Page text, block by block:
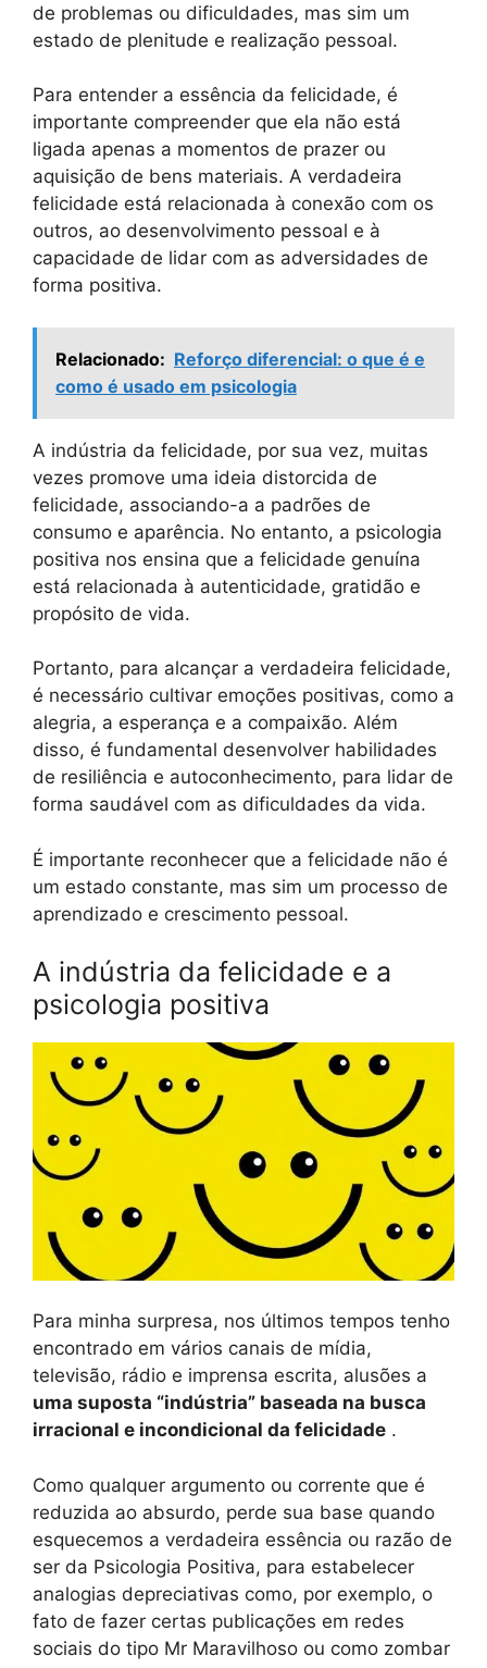
de problemas ou dificuldades, mas sim um
estado de plenitude e realização pessoal.
Para entender a essência da felicidade, é
importante compreender que ela não está
ligada apenas a momentos de prazer ou
aquisição de bens materiais. A verdadeira
felicidade está relacionada à conexão com os
outros, ao desenvolvimento pessoal e à
capacidade de lidar com as adversidades de
forma positiva.
Relacionado: Reforço diferencial: o que é e
como é usado em psicologia
A indústria da felicidade, por sua vez, muitas
vezes promove uma ideia distorcida de
felicidade, associando-a a padrões de
consumo e aparência. No entanto, a psicologia
positiva nos ensina que a felicidade genuína
está relacionada à autenticidade, gratidão e
propósito de vida.
Portanto, para alcançar a verdadeira felicidade,
é necessário cultivar emoções positivas, como a
alegria, a esperança e a compaixão. Além
disso, é fundamental desenvolver habilidades
de resiliência e autoconhecimento, para lidar de
forma saudável com as dificuldades da vida.
É importante reconhecer que a felicidade não é
um estado constante, mas sim um processo de
aprendizado e crescimento pessoal.
A indústria da felicidade e a
psicologia positiva
Para minha surpresa, nos últimos tempos tenho
encontrado em vários canais de mídia,
televisão, rádio e imprensa escrita, alusões a
uma suposta “indústria” baseada na busca
irracional e incondicional da felicidade .
Como qualquer argumento ou corrente que é
reduzida ao absurdo, perde sua base quando
esquecemos a verdadeira essência ou razão de
ser da Psicologia Positiva, para estabelecer
analogias depreciativas como, por exemplo, o
fato de fazer certas publicações em redes
sociais do tipo Mr Maravilhoso ou como zombar